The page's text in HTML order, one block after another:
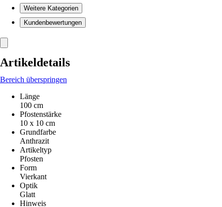
Weitere Kategorien
Kundenbewertungen
Artikeldetails
Bereich überspringen
Länge
100 cm
Pfostenstärke
10 x 10 cm
Grundfarbe
Anthrazit
Artikeltyp
Pfosten
Form
Vierkant
Optik
Glatt
Hinweis